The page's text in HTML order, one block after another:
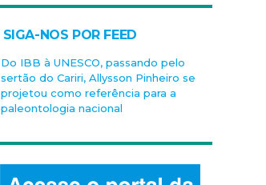
SIGA-NOS POR FEED
Do IBB à UNESCO, passando pelo
sertão do Cariri, Allysson Pinheiro se
projetou como referência para a
paleontologia nacional